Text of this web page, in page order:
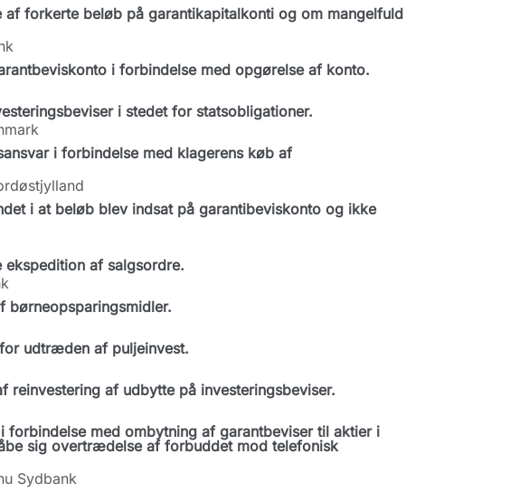
forkerte beløb på garantikapitalkonti og om mangelfuld
i forbindelse med opgørelse af konto.
i stedet for statsobligationer.
i forbindelse med klagerens køb af
i at beløb blev indsat på garantibeviskonto og ikke
af salgsordre.
børneopsparingsmidler.
udtræden af puljeinvest.
reinvestering af udbytte på investeringsbeviser.
forbindelse med ombytning af garantbeviser til aktier i
sig overtrædelse af forbuddet mod telefonisk
Sydbank